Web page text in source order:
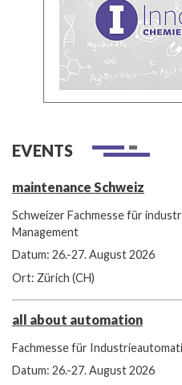
EVENTS
maintenance Schweiz
Schweizer Fachmesse für
Management
Datum: 26.-27. August 2026
Ort: Zürich (CH)
all about automation
Fachmesse für
Datum: 26.-27. August 2026